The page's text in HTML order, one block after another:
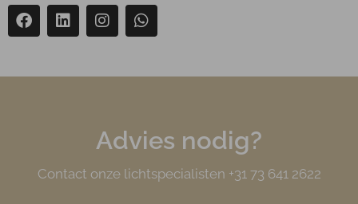
Advies nodig?
Contact onze lichtspecialisten +31 73 641 2622